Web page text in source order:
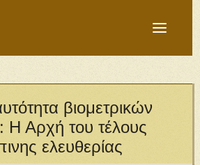
βιομετρικών
Η Αρχή του τέλους
ελευθερίας